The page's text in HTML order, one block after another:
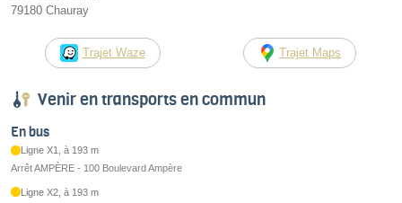
79180 Chauray
Trajet Waze Trajet Maps
Venir en transports en commun
En bus
Ligne X1, à 193 m
Arrêt AMPÈRE - 100 Boulevard Ampère
Ligne X2, à 193 m